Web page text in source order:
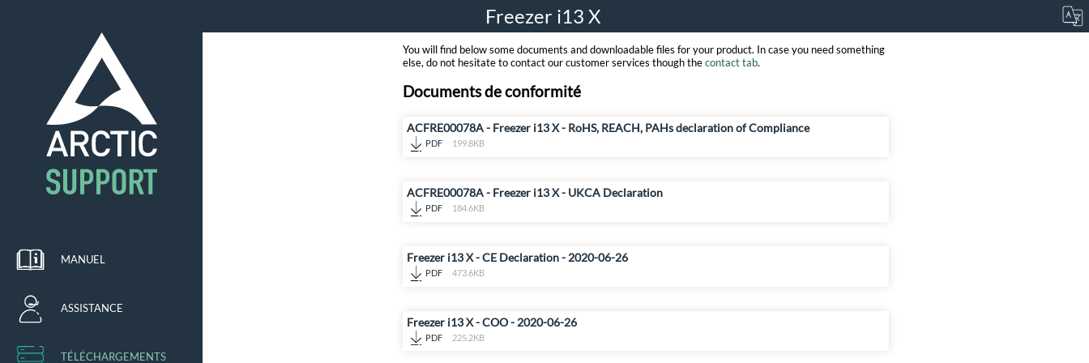
Freezer i13 X
MANUEL
ASSISTANCE
TÉLÉCHARGEMENTS
You will find below some documents and downloadable files for your product. In case you need something
else, do not hesitate to contact our customer services though thecontact tab.
Documents de conformité
ACFRE00078A - Freezer i13 X - RoHS, REACH, PAHs declaration of Compliance
PDF 199.8KB
ACFRE00078A - Freezer i13 X - UKCA Declaration
PDF 184.6KB
Freezer i13 X - CE Declaration - 2020-06-26
PDF 473.6KB
Freezer i13 X - COO - 2020-06-26
PDF 225.2KB